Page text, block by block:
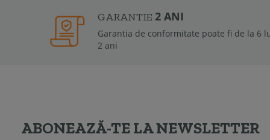
GARANTIE2 ANI
Garantia de conformitate poate fi de la 6 luni la
2 ani
ABONEAZĂ-TE LA NEWSLETTER